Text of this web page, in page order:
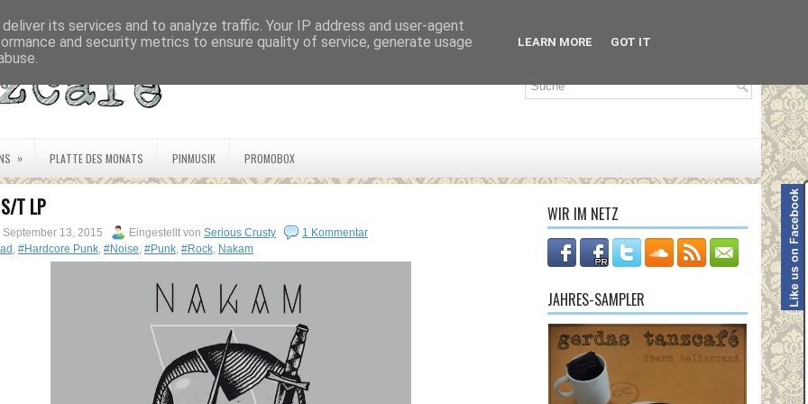
» PLATTE DES MONATS PINMUSIK PROMOBOX
T LP
September 13, 2015 Eingestellt von Serious Crusty
1 Kommentar
, #Hardcore Punk, #Noise, #Punk, #Rock, Nakam
WIR IM NETZ
JAHRES-SAMPLER
its services and to analyze traffic. Your IP address and user-agent
and security metrics to ensure quality of service, generate usage
LEARN MORE GOT IT